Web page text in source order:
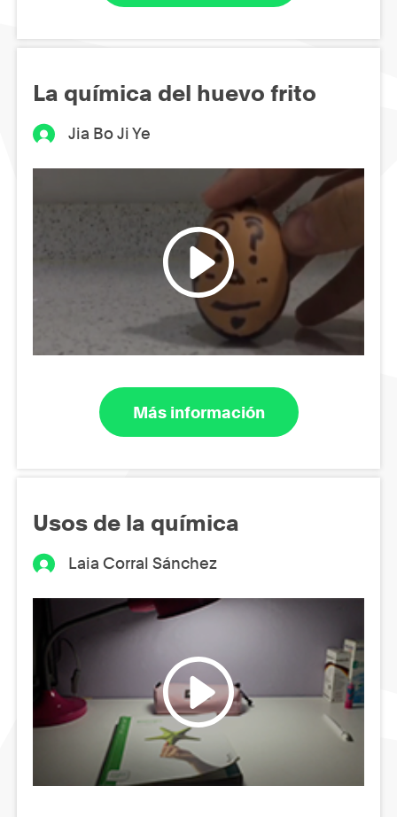
La química del huevo frito
Jia Bo Ji Ye
Más información
Usos de la química
Laia Corral Sánchez